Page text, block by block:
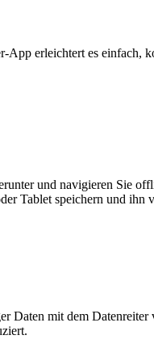
erleichtert es einfach,
und navigieren Sie
Tablet speichern und ihn
Daten mit dem